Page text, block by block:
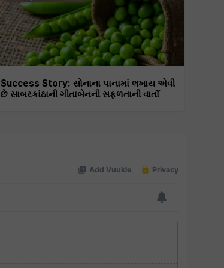
Success Story: સોનાના પાનામાં લખાય એવી
છે સાબરકાંઠાની ગીતાબેનની સફળતાની વાર્તા